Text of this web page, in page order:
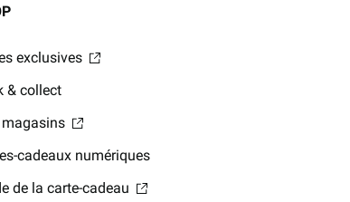
exclusives
& collect
magasins
cadeaux numériques
de la carte-cadeau